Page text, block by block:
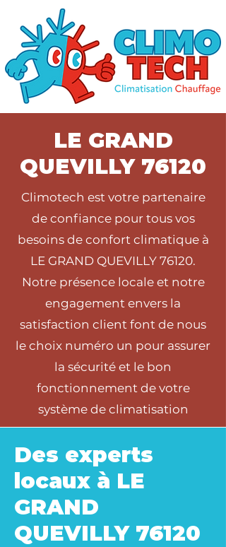
LE GRAND
QUEVILLY 76120
Climotech est votre partenaire
de confiance pour tous vos
besoins de confort climatique à
LE GRAND QUEVILLY 76120.
Notre présence locale et notre
engagement envers la
satisfaction client font de nous
le choix numéro un pour assurer
la sécurité et le bon
fonctionnement de votre
système de climatisation
Des experts
locaux à LE
GRAND
QUEVILLY 76120